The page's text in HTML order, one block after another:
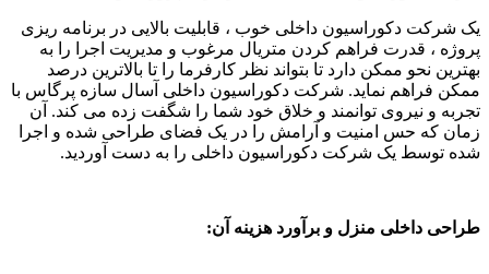
یک شرکت دکوراسیون داخلی خوب ، قابلیت بالایی در برنامه ریزی
پروژه ، قدرت فراهم کردن متریال مرغوب و مدیریت اجرا را به
بهترین نحو ممکن دارد تا بتواند نظر کارفرما را تا بالاترین درصد
ممکن فراهم نماید. شرکت دکوراسیون داخلی آسال سازه پرگاس با
تجربه و نیروی توانمند و خلاق خود شما را شگفت زده می کند. آن
زمان که حس امنیت و آرامش را در یک فضای طراحی شده و اجرا
شده توسط یک شرکت دکوراسیون داخلی را به دست آوردید.
طراحی داخلی منزل و برآورد هزینه آن: